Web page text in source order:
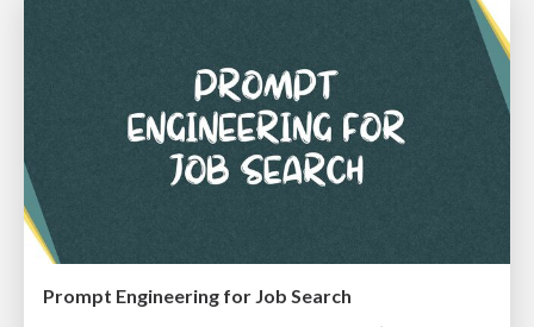
Prompt Engineering for Job Search